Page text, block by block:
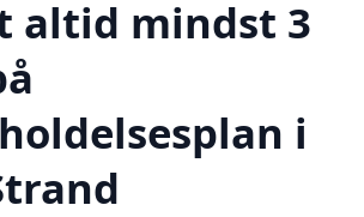
altid mindst 3
i